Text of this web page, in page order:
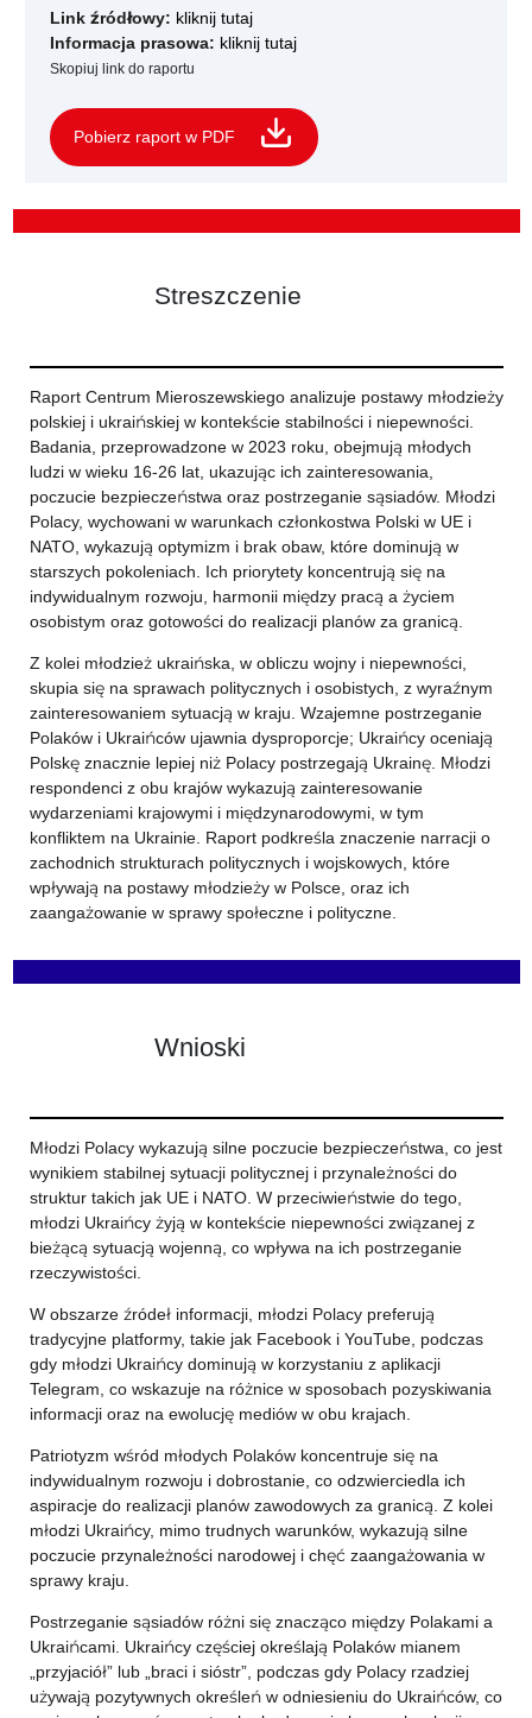
Link źródłowy: kliknij tutaj
Informacja prasowa: kliknij tutaj
Skopiuj link do raportu
Pobierz raport w PDF
Streszczenie
Raport Centrum Mieroszewskiego analizuje postawy młodzieży
polskiej i ukraińskiej w kontekście stabilności i niepewności.
Badania, przeprowadzone w 2023 roku, obejmują młodych
ludzi w wieku 16-26 lat, ukazując ich zainteresowania,
poczucie bezpieczeństwa oraz postrzeganie sąsiadów. Młodzi
Polacy, wychowani w warunkach członkostwa Polski w UE i
NATO, wykazują optymizm i brak obaw, które dominują w
starszych pokoleniach. Ich priorytety koncentrują się na
indywidualnym rozwoju, harmonii między pracą a życiem
osobistym oraz gotowości do realizacji planów za granicą.
Z kolei młodzież ukraińska, w obliczu wojny i niepewności,
skupia się na sprawach politycznych i osobistych, z wyraźnym
zainteresowaniem sytuacją w kraju. Wzajemne postrzeganie
Polaków i Ukraińców ujawnia dysproporcje; Ukraińcy oceniają
Polskę znacznie lepiej niż Polacy postrzegają Ukrainę. Młodzi
respondenci z obu krajów wykazują zainteresowanie
wydarzeniami krajowymi i międzynarodowymi, w tym
konfliktem na Ukrainie. Raport podkreśla znaczenie narracji o
zachodnich strukturach politycznych i wojskowych, które
wpływają na postawy młodzieży w Polsce, oraz ich
zaangażowanie w sprawy społeczne i polityczne.
Wnioski
Młodzi Polacy wykazują silne poczucie bezpieczeństwa, co jest
wynikiem stabilnej sytuacji politycznej i przynależności do
struktur takich jak UE i NATO. W przeciwieństwie do tego,
młodzi Ukraińcy żyją w kontekście niepewności związanej z
bieżącą sytuacją wojenną, co wpływa na ich postrzeganie
rzeczywistości.
W obszarze źródeł informacji, młodzi Polacy preferują
tradycyjne platformy, takie jak Facebook i YouTube, podczas
gdy młodzi Ukraińcy dominują w korzystaniu z aplikacji
Telegram, co wskazuje na różnice w sposobach pozyskiwania
informacji oraz na ewolucję mediów w obu krajach.
Patriotyzm wśród młodych Polaków koncentruje się na
indywidualnym rozwoju i dobrostanie, co odzwierciedla ich
aspiracje do realizacji planów zawodowych za granicą. Z kolei
młodzi Ukraińcy, mimo trudnych warunków, wykazują silne
poczucie przynależności narodowej i chęć zaangażowania w
sprawy kraju.
Postrzeganie sąsiadów różni się znacząco między Polakami a
Ukraińcami. Ukraińcy częściej określają Polaków mianem
„przyjaciół” lub „braci i sióstr”, podczas gdy Polacy rzadziej
używają pozytywnych określeń w odniesieniu do Ukraińców, co